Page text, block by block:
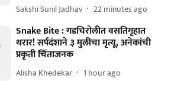
Sakshi Sunil Jadhav 22 minutes ago
Snake Bite : गडचिरोलीत वसतिगृहात
थरार! सर्पदंशाने ३ मुलींचा मृत्यू, अनेकांची
प्रकृती चिंताजनक
Alisha Khedekar 1 hour ago